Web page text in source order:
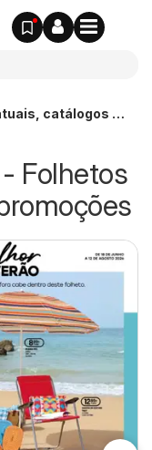
catálogos e
Folhetos